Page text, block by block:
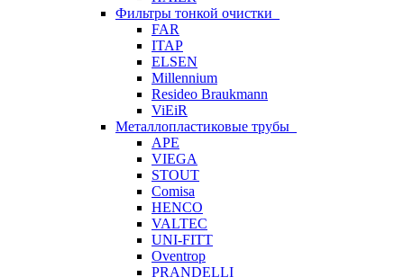
Фильтры тонкой очистки
FAR
ITAP
ELSEN
Millennium
Resideo Braukmann
ViEiR
Металлопластиковые трубы
APE
VIEGA
STOUT
Comisa
HENCO
VALTEC
UNI-FITT
Oventrop
PRANDELLI